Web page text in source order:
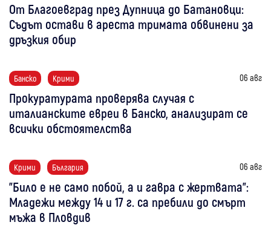
От Благоевград през Дупница до Батановци:
Съдът остави в ареста тримата обвинени за
дръзкия обир
Банско Крими 06 авг
Прокуратурата проверява случая с
италианските евреи в Банско, анализират се
всички обстоятелства
Крими България 06 авг
"Било е не само побой, а и гавра с жертвата":
Младежи между 14 и 17 г. са пребили до смърт
мъжа в Пловдив